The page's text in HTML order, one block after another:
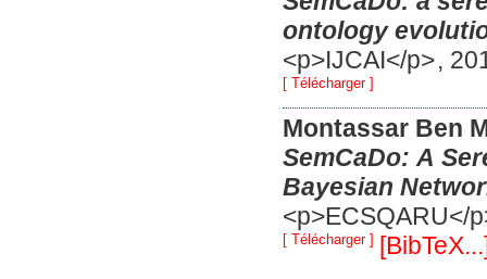
ontology
<p>IJCAI</p>,
[ Télécharger ]
Montassar Ben
SemCaDo: A
Bayesian
<p>ECSQARU</
[ Télécharger ]